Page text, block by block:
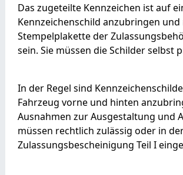
Das zugeteilte Kennzeichen ist auf
Kennzeichenschild anzubringen
Stempelplakette der
sein. Sie müssen die Schilder selbst
In der Regel sind
Fahrzeug vorne und hinten
Ausnahmen zur Ausgestaltung und
müssen rechtlich zulässig oder in
Zulassungsbescheinigung Teil I